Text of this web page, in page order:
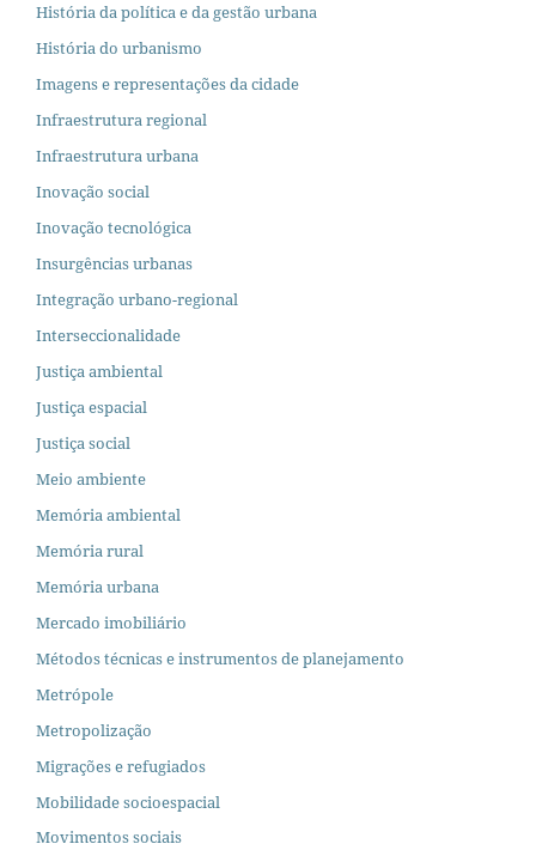
História da política e da gestão urbana
História do urbanismo
Imagens e representações da cidade
Infraestrutura regional
Infraestrutura urbana
Inovação social
Inovação tecnológica
Insurgências urbanas
Integração urbano-regional
Interseccionalidade
Justiça ambiental
Justiça espacial
Justiça social
Meio ambiente
Memória ambiental
Memória rural
Memória urbana
Mercado imobiliário
Métodos técnicas e instrumentos de planejamento
Metrópole
Metropolização
Migrações e refugiados
Mobilidade socioespacial
Movimentos sociais